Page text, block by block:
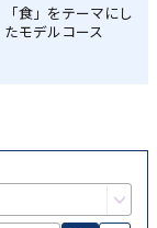
「食」をテーマにし
たモデルコース